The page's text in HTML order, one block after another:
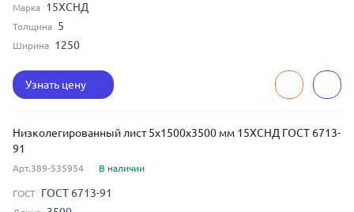
Марка 15ХСНД
Толщина 5
Ширина 1250
Узнать цену
Низколегированный лист 5x1500x3500 мм 15ХСНД ГОСТ 6713-
91
Арт.389-535954 В наличии
ГОСТ ГОСТ 6713-91